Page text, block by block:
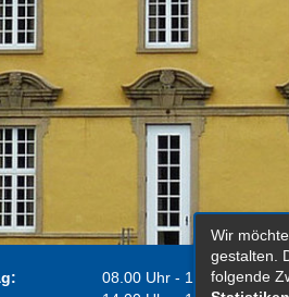
08.00 Uhr - 12.00 Uhr
Wir
gestalten.
folgende